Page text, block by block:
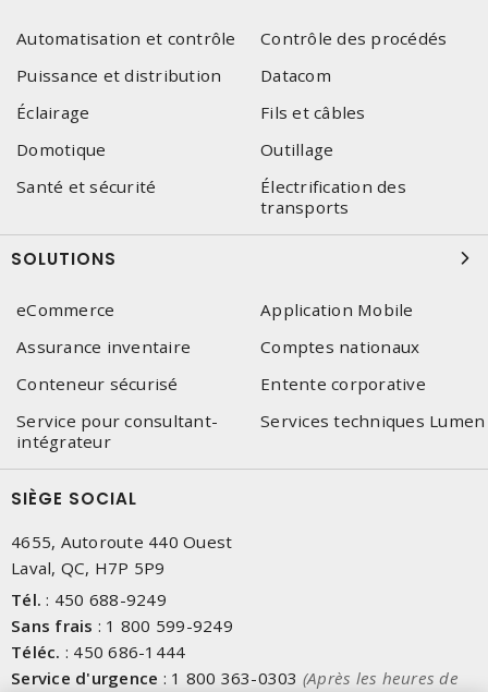
Automatisation et contrôle
Contrôle des procédés
Puissance et distribution
Datacom
Éclairage
Fils et câbles
Domotique
Outillage
Santé et sécurité
Électrification des
transports
SOLUTIONS
eCommerce
Application Mobile
Assurance inventaire
Comptes nationaux
Conteneur sécurisé
Entente corporative
Service pour consultant-
intégrateur
Services techniques Lumen
SIÈGE SOCIAL
4655, Autoroute 440 Ouest
Laval, QC, H7P 5P9
Tél. : 450 688-9249
Sans frais : 1 800 599-9249
Téléc. : 450 686-1444
Service d'urgence : 1 800 363-0303 (Après les heures de